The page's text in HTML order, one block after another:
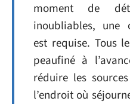
moment de
inoubliables, une
est requise. Tous
peaufiné à
réduire les
l’endroit où